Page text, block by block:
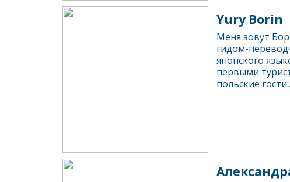
Yury Borin
Меня зовут
гидом-
японского
первыми
польские